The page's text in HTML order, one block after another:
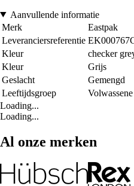
Aanvullende informatie
Merk
Eastpak
Leveranciersreferentie
Kleur
checker
Kleur
Grijs
Geslacht
Gemengd
Leeftijdsgroep
Volwassene
Loading...
Loading...
Al onze merken